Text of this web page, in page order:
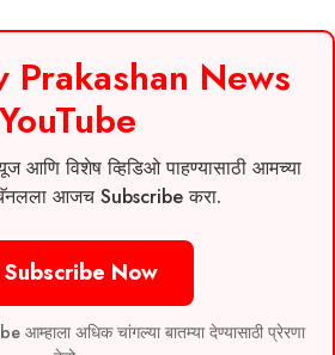
Prakashan News
YouTube
आणि विशेष व्हिडिओ पाहण्यासाठी आमच्या
आजच Subscribe करा.
Subscribe Now
अधिक चांगल्या बातम्या देण्यासाठी प्रेरणा